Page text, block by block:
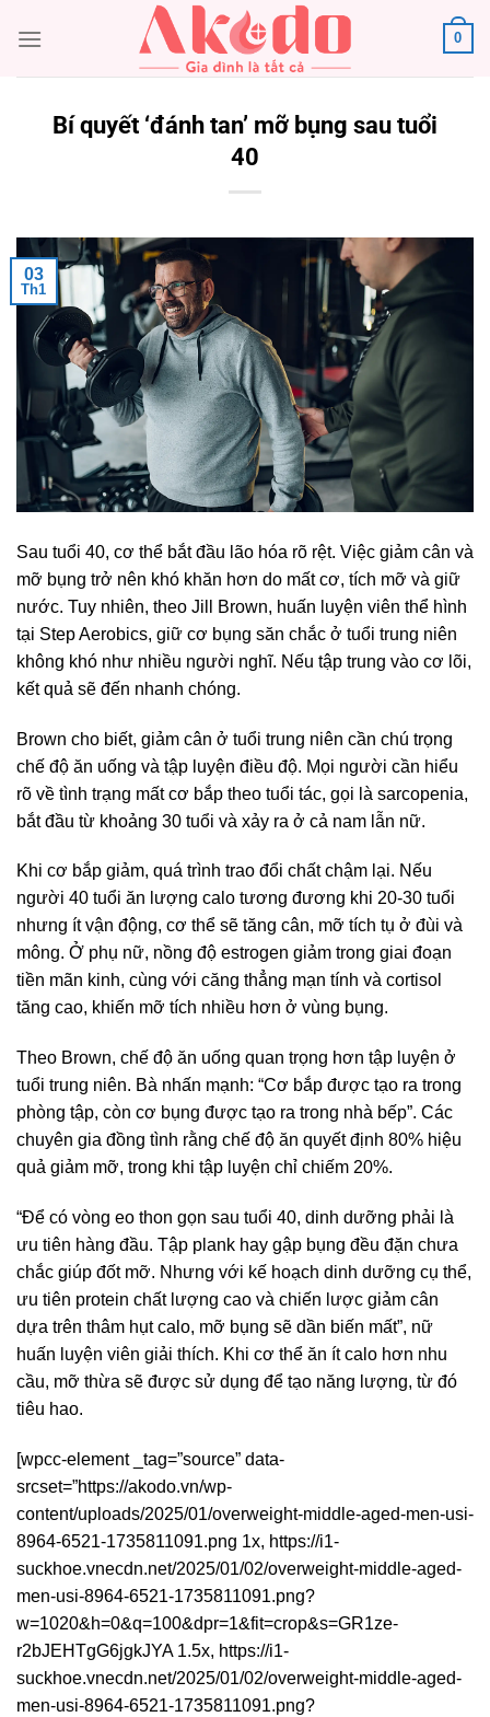
đến
0
Bí quyết ‘đánh tan’ mỡ bụng sau tuổi
40
03
Th1
Sau tuổi 40, cơ thể bắt đầu lão hóa rõ rệt. Việc giảm cân và
mỡ bụng trở nên khó khăn hơn do mất cơ, tích mỡ và giữ
nước. Tuy nhiên, theo Jill Brown, huấn luyện viên thể hình
tại Step Aerobics, giữ cơ bụng săn chắc ở tuổi trung niên
không khó như nhiều người nghĩ. Nếu tập trung vào cơ lõi,
kết quả sẽ đến nhanh chóng.
Brown cho biết, giảm cân ở tuổi trung niên cần chú trọng
chế độ ăn uống và tập luyện điều độ. Mọi người cần hiểu
rõ về tình trạng mất cơ bắp theo tuổi tác, gọi là sarcopenia,
bắt đầu từ khoảng 30 tuổi và xảy ra ở cả nam lẫn nữ.
Khi cơ bắp giảm, quá trình trao đổi chất chậm lại. Nếu
người 40 tuổi ăn lượng calo tương đương khi 20-30 tuổi
nhưng ít vận động, cơ thể sẽ tăng cân, mỡ tích tụ ở đùi và
mông. Ở phụ nữ, nồng độ estrogen giảm trong giai đoạn
tiền mãn kinh, cùng với căng thẳng mạn tính và cortisol
tăng cao, khiến mỡ tích nhiều hơn ở vùng bụng.
Theo Brown, chế độ ăn uống quan trọng hơn tập luyện ở
tuổi trung niên. Bà nhấn mạnh: “Cơ bắp được tạo ra trong
phòng tập, còn cơ bụng được tạo ra trong nhà bếp”. Các
chuyên gia đồng tình rằng chế độ ăn quyết định 80% hiệu
quả giảm mỡ, trong khi tập luyện chỉ chiếm 20%.
“Để có vòng eo thon gọn sau tuổi 40, dinh dưỡng phải là
ưu tiên hàng đầu. Tập plank hay gập bụng đều đặn chưa
chắc giúp đốt mỡ. Nhưng với kế hoạch dinh dưỡng cụ thể,
ưu tiên protein chất lượng cao và chiến lược giảm cân
dựa trên thâm hụt calo, mỡ bụng sẽ dần biến mất”, nữ
huấn luyện viên giải thích. Khi cơ thể ăn ít calo hơn nhu
cầu, mỡ thừa sẽ được sử dụng để tạo năng lượng, từ đó
tiêu hao.
[wpcc-element _tag=”source” data-
srcset=”https://akodo.vn/wp-
content/uploads/2025/01/overweight-middle-aged-men-usi-
8964-6521-1735811091.png 1x, https://i1-
suckhoe.vnecdn.net/2025/01/02/overweight-middle-aged-
men-usi-8964-6521-1735811091.png?
w=1020&h=0&q=100&dpr=1&fit=crop&s=GR1ze-
r2bJEHTgG6jgkJYA 1.5x, https://i1-
suckhoe.vnecdn.net/2025/01/02/overweight-middle-aged-
men-usi-8964-6521-1735811091.png?